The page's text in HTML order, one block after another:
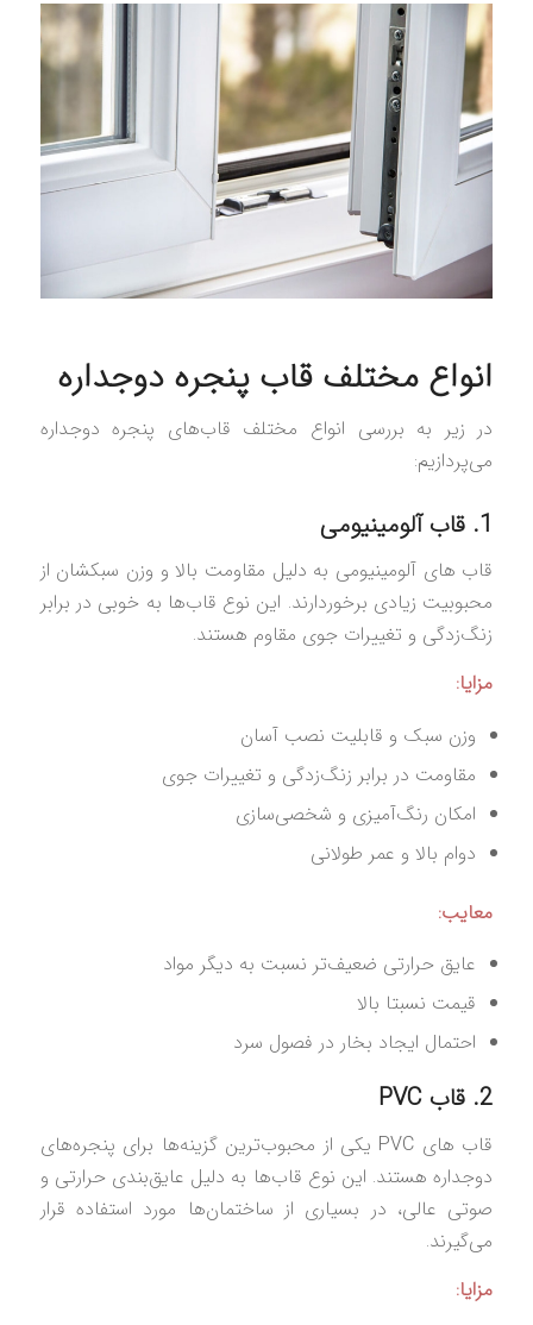
انواع مختلف قاب پنجره دوجداره
در زیر به بررسی انواع مختلف قاب‌های پنجره دوجداره
می‌پردازیم:
1. قاب آلومینیومی
قاب‌ های آلومینیومی به دلیل مقاومت بالا و وزن سبکشان از
محبوبیت زیادی برخوردارند. این نوع قاب‌ها به خوبی در برابر
زنگ‌زدگی و تغییرات جوی مقاوم هستند.
مزایا:
وزن سبک و قابلیت نصب آسان
مقاومت در برابر زنگ‌زدگی و تغییرات جوی
امکان رنگ‌آمیزی و شخصی‌سازی
دوام بالا و عمر طولانی
معایب:
عایق حرارتی ضعیف‌تر نسبت به دیگر مواد
قیمت نسبتا بالا
احتمال ایجاد بخار در فصول سرد
2. قاب PVC
قاب‌ های PVC یکی از محبوب‌ترین گزینه‌ها برای پنجره‌های
دوجداره هستند. این نوع قاب‌ها به دلیل عایق‌بندی حرارتی و
صوتی عالی، در بسیاری از ساختمان‌ها مورد استفاده قرار
می‌گیرند.
مزایا: